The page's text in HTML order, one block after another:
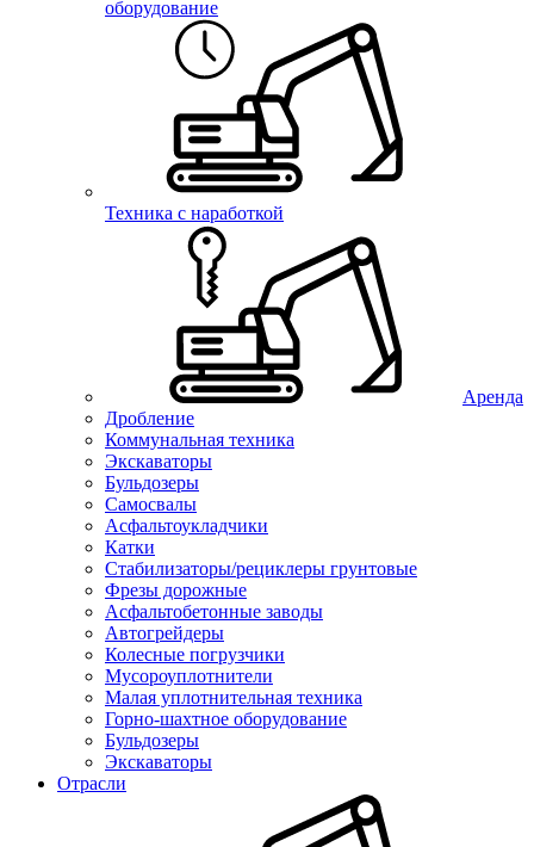
оборудование
Техника с наработкой
Аренда
Дробление
Коммунальная техника
Экскаваторы
Бульдозеры
Самосвалы
Асфальтоукладчики
Катки
Стабилизаторы/рециклеры грунтовые
Фрезы дорожные
Асфальтобетонные заводы
Автогрейдеры
Колесные погрузчики
Мусороуплотнители
Малая уплотнительная техника
Горно-шахтное оборудование
Бульдозеры
Экскаваторы
Отрасли